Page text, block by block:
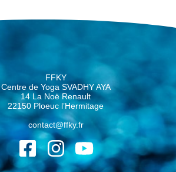
FFKY
Centre de Yoga SVADHY AYA
14 La Noë Renault
22150 Ploeuc l’Hermitage
contact@ffky.fr